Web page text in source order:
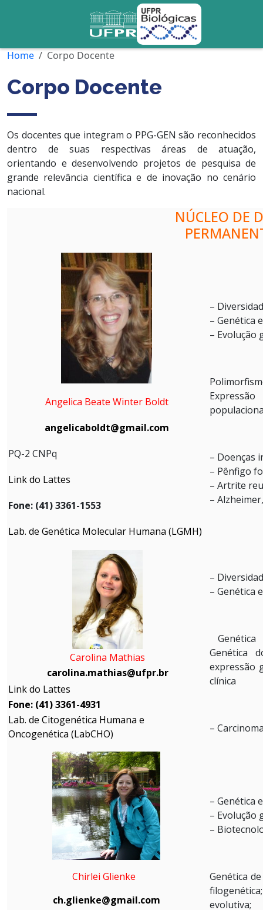
Home Corpo Docente
Corpo Docente
Os docentes que integram o PPG-GEN são reconhecidos
dentro de suas respectivas áreas de atuação,
orientando e desenvolvendo projetos de pesquisa de
grande relevância científica e de inovação no cenário
nacional.
NÚCLEO DE
Angelica Beate Winter Boldt
angelicaboldt@gmail.com
PQ-2 CNPq
Link do Lattes
Fone: (41) 3361-1553
Lab. de Genética Molecular Humana (LGMH)
–
– Genética
– Evolução
– Doenças
– Pênfigo
– Artrite
–
Carolina Mathias
carolina.mathias@ufpr.br
Link do Lattes
Fone: (41) 3361-4931
Lab. de Citogenética Humana e
Oncogenética (LabCHO)
–
– Genética
Genética
expressão
clínica
–
Chirlei Glienke
ch.glienke@gmail.com
– Genética
– Evolução
–
Genética